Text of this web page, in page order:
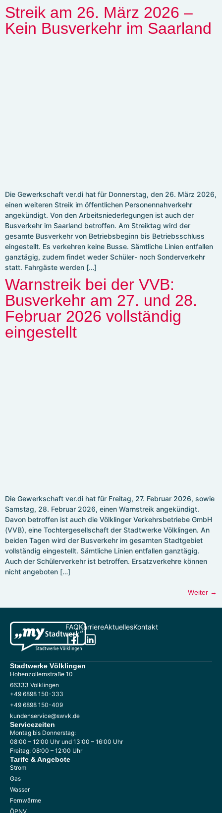
Streik am 26. März 2026 –
Kein Busverkehr im Saarland
Die Gewerkschaft ver.di hat für Donnerstag, den 26. März 2026,
einen weiteren Streik im öffentlichen Personennahverkehr
angekündigt. Von den Arbeitsniederlegungen ist auch der
Busverkehr im Saarland betroffen. Am Streiktag wird der
gesamte Busverkehr von Betriebsbeginn bis Betriebsschluss
eingestellt. Es verkehren keine Busse. Sämtliche Linien entfallen
ganztägig, zudem findet weder Schüler- noch Sonderverkehr
statt. Fahrgäste werden […]
Warnstreik bei der VVB:
Busverkehr am 27. und 28.
Februar 2026 vollständig
eingestellt
Die Gewerkschaft ver.di hat für Freitag, 27. Februar 2026, sowie
Samstag, 28. Februar 2026, einen Warnstreik angekündigt.
Davon betroffen ist auch die Völklinger Verkehrsbetriebe GmbH
(VVB), eine Tochtergesellschaft der Stadtwerke Völklingen. An
beiden Tagen wird der Busverkehr im gesamten Stadtgebiet
vollständig eingestellt. Sämtliche Linien entfallen ganztägig.
Auch der Schülerverkehr ist betroffen. Ersatzverkehre können
nicht angeboten […]
Weiter →
FAQKarriereAktuellesKontakt
Stadtwerke Völklingen
Hohenzollernstraße 10
66333 Völklingen
+49 6898 150-333
+49 6898 150-409
kundenservice@swvk.de
Servicezeiten
Montag bis Donnerstag:
08:00 – 12:00 Uhr und 13:00 – 16:00 Uhr
Freitag: 08:00 – 12:00 Uhr
Tarife & Angebote
Strom
Gas
Wasser
Fernwärme
ÖPNV